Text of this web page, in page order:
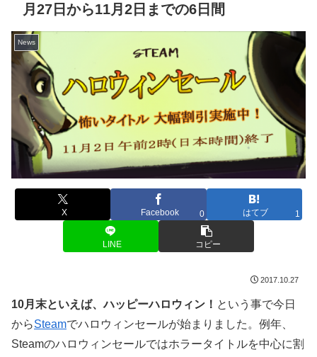
月27日から11月2日までの6日間
News
X Facebook 0 はてブ 1
LINE コピー
2017.10.27
10月末といえば、ハッピーハロウィン！ という事で今日
からSteamでハロウィンセールが始まりました。例年、
Steamのハロウィンセールではホラータイトルを中心に割